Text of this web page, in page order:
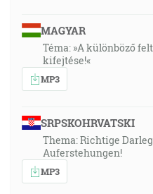
MAGYAR
Téma: »A különböző
kifejtése!«
MP3
SRPSKOHRVATSKI
Thema: Richtige
Auferstehungen!
MP3